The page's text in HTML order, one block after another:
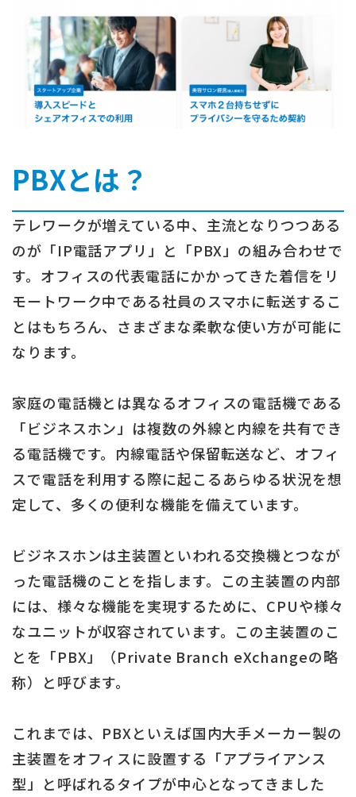
PBXとは？
テレワークが増えている中、主流となりつつある
のが「IP電話アプリ」と「PBX」の組み合わせで
す。オフィスの代表電話にかかってきた着信をリ
モートワーク中である社員のスマホに転送するこ
とはもちろん、さまざまな柔軟な使い方が可能に
なります。
家庭の電話機とは異なるオフィスの電話機である
「ビジネスホン」は複数の外線と内線を共有でき
る電話機です。内線電話や保留転送など、オフィ
スで電話を利用する際に起こるあらゆる状況を想
定して、多くの便利な機能を備えています。
ビジネスホンは主装置といわれる交換機とつなが
った電話機のことを指します。この主装置の内部
には、様々な機能を実現するために、CPUや様々
なユニットが収容されています。この主装置のこ
とを「PBX」（Private Branch eXchangeの略
称）と呼びます。
これまでは、PBXといえば国内大手メーカー製の
主装置をオフィスに設置する「アプライアンス
型」と呼ばれるタイプが中心となってきました